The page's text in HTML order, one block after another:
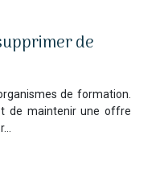
de
de formation.
de maintenir une offre